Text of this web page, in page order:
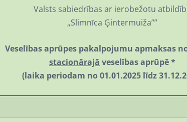
Valsts sabiedrības ar ierobežotu
„Slimnīca Ģintermuiža””
Veselības aprūpes pakalpojumu apmaksas
stacionārajā veselības aprūpē *
(laika periodam no 01.01.2025 līdz